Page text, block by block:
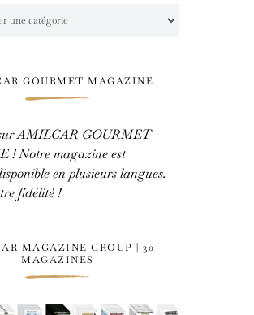
GOURMET MAGAZINE
AMILCAR GOURMET
! Notre magazine est
en plusieurs langues.
fidélité !
MAGAZINE GROUP | 30
MAGAZINES